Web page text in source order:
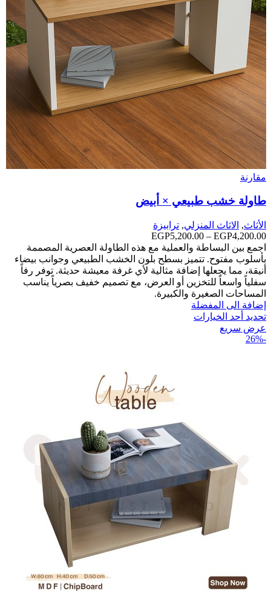
مقارنة
طاولة خشب طبيعي × أبيض
الأثاث, الاثاث المنزلي, ترابيزة
EGP4,200.00
–
EGP5,200.00
نطاق
السعر:
من
خلال
اجمع بين البساطة والعملية مع هذه الطاولة العصرية المصممة
بأسلوب مفتوح. تتميز بسطح بلون الخشب الطبيعي وجوانب بيضاء
أنيقة، مما يجعلها إضافة مثالية لأي غرفة معيشة حديثة. توفر رفاً
سفلياً واسعاً للتخزين أو العرض، مع تصميم خفيف بصرياً يناسب
المساحات الصغيرة والكبيرة.
إضافة الى المفضلة
تحديد أحد الخيارات
عرض سريع
-26%